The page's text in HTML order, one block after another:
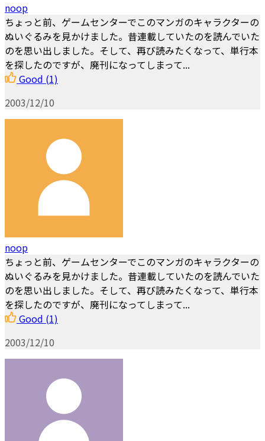
noop
ちょっと前、ゲームセンターでこのマンガのキャラクターの
ぬいぐるみを見かけました。昔連載していたのを読んでいた
のを思い出しました。そして、再び読みたくなって、単行本
を探したのですが、廃刊になってしまって...
Good (1)
2003/12/10
noop
ちょっと前、ゲームセンターでこのマンガのキャラクターの
ぬいぐるみを見かけました。昔連載していたのを読んでいた
のを思い出しました。そして、再び読みたくなって、単行本
を探したのですが、廃刊になってしまって...
Good (1)
2003/12/10